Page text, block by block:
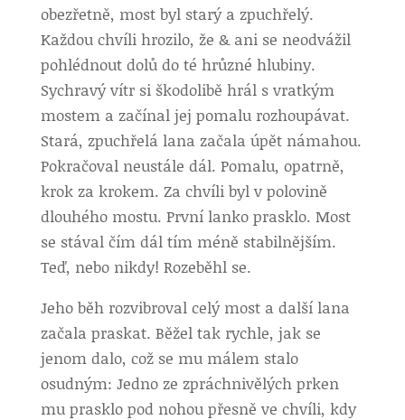
obezřetně, most byl starý a zpuchřelý.
Každou chvíli hrozilo, že & ani se neodvážil
pohlédnout dolů do té hrůzné hlubiny.
Sychravý vítr si škodolibě hrál s vratkým
mostem a začínal jej pomalu rozhoupávat.
Stará, zpuchřelá lana začala úpět námahou.
Pokračoval neustále dál. Pomalu, opatrně,
krok za krokem. Za chvíli byl v polovině
dlouhého mostu. První lanko prasklo. Most
se stával čím dál tím méně stabilnějším.
Teď, nebo nikdy! Rozeběhl se.
Jeho běh rozvibroval celý most a další lana
začala praskat. Běžel tak rychle, jak se
jenom dalo, což se mu málem stalo
osudným: Jedno ze zpráchnivělých prken
mu prasklo pod nohou přesně ve chvíli, kdy